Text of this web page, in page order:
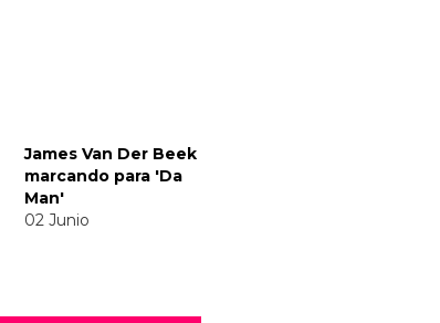
James Van Der Beek
marcando para 'Da
Man'
02 Junio